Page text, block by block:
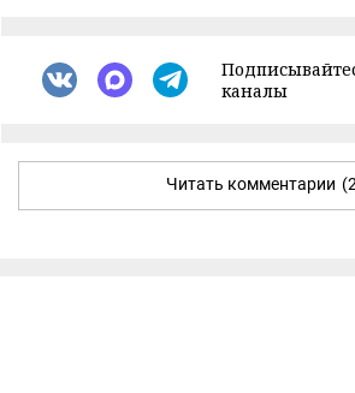
каналы
Читать комментарии